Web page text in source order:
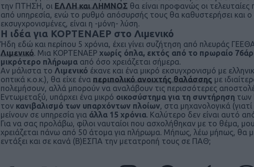
την ΠΤΗΣΗ, οι ΕΛΛΗ και ΛΗΜΝΟΣ θα είναι προφανώς οι
από υπηρεσία, ενώ το ρυθμό απόσυρσής τους θα καθυστερήσει και
εκσυγχρονισμένες, είναι η -μόνη- λύση.
Η ιδέα για ΚΟΡΤΕΝΑΕΡ στο Λιμενικό
Ήδη εδώ και περίπου 5 χρόνια, έχει γίνει συζήτηση από πλευράς
Λιμενικό. Μια ΚΟΡΤΕΝΑΕΡ χωρίς όπλα, εκτός από το πρωραίο
μικρότερο πλήρωμα από όσο χρειάζεται σήμερα.
Αν μάλιστα το Λιμενικό έκανε και ένα μικρό εκσυγχρονισμό με
οπτικά κ.ο.κ.), θα είχε ένα περιπολικό ανοιχτής θαλάσσης με
πολεμήσουν, αλλά μπορούν να αναλάβουν τις περισσότερες
Εντωμεταξύ, υπάρχει ένα μικρό οικοσύστημα για τη συντήρηση των
τον κανιβαλισμό των υπαρχόντων πλοίων, στα μηχανολογικά
μείνουν σε υπηρεσία για άλλα 15 χρόνια. Καλύτερο δεν είναι αυτό
Για να σας προλάβω, φίλοι ναυταίοι που ασχολήθηκαν με το θέμα,
χρειάζεται πάνω από 50 άτομα για πλήρωμα. Μήπως, λέω μήπως, θα
εντάξει και σε κανά (Β)ΕΣΠΑ την μετατροπή τους σε ΠΑΘ;